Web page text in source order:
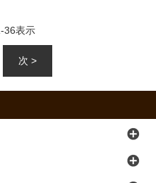
-36表示
次 >